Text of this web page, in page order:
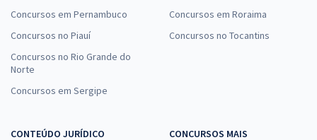
Concursos em Pernambuco
Concursos no Piauí
Concursos no Rio Grande do
Norte
Concursos em Sergipe
Concursos em Roraima
Concursos no Tocantins
CONTEÚDO JURÍDICO
CONCURSOS MAIS